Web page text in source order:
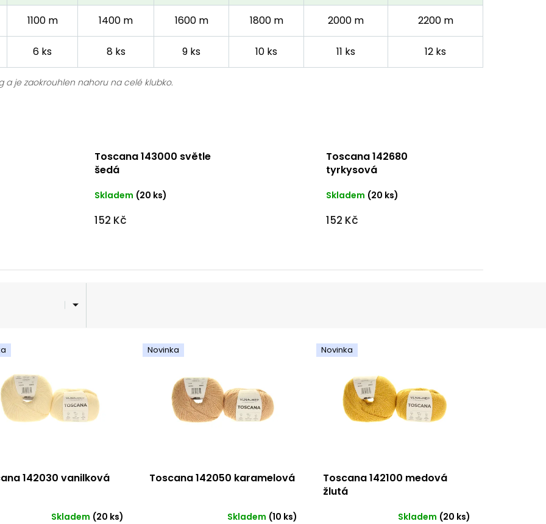
1100 m 1400 m 1600 m 1800 m 2000 m 2200 m
6 ks 8 ks 9 ks 10 ks 11 ks 12 ks
a je zaokrouhlen nahoru na celé klubko.
Toscana 143000 světle
šedá
Skladem (20 ks)
152 Kč
Toscana 142680
tyrkysová
Skladem (20 ks)
152 Kč
142030 vanilková
Skladem (20 ks)
Novinka
Toscana 142050 karamelová
Skladem (10 ks)
Novinka
Toscana 142100 medová
žlutá
Skladem (20 ks)